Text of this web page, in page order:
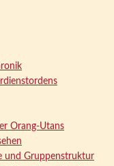
Orang-Utans
und Gruppenstruktur